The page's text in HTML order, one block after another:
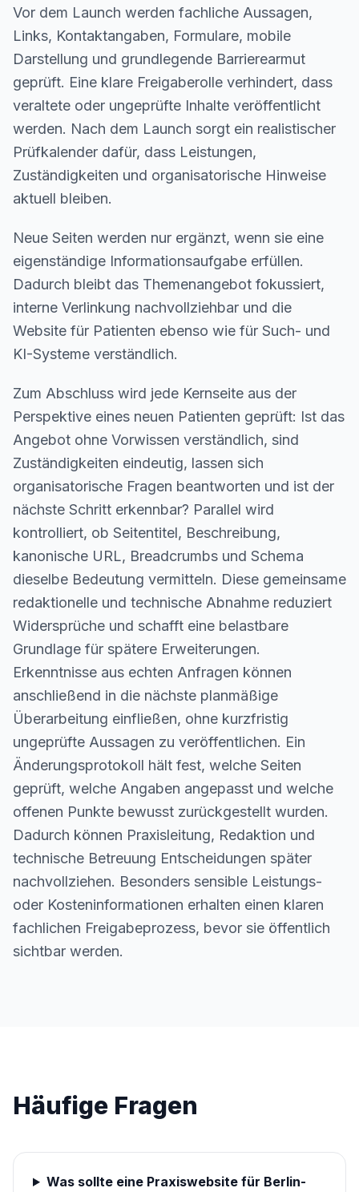
Vor dem Launch werden fachliche Aussagen,
Links, Kontaktangaben, Formulare, mobile
Darstellung und grundlegende Barrierearmut
geprüft. Eine klare Freigaberolle verhindert, dass
veraltete oder ungeprüfte Inhalte veröffentlicht
werden. Nach dem Launch sorgt ein realistischer
Prüfkalender dafür, dass Leistungen,
Zuständigkeiten und organisatorische Hinweise
aktuell bleiben.
Neue Seiten werden nur ergänzt, wenn sie eine
eigenständige Informationsaufgabe erfüllen.
Dadurch bleibt das Themenangebot fokussiert,
interne Verlinkung nachvollziehbar und die
Website für Patienten ebenso wie für Such- und
KI-Systeme verständlich.
Zum Abschluss wird jede Kernseite aus der
Perspektive eines neuen Patienten geprüft: Ist das
Angebot ohne Vorwissen verständlich, sind
Zuständigkeiten eindeutig, lassen sich
organisatorische Fragen beantworten und ist der
nächste Schritt erkennbar? Parallel wird
kontrolliert, ob Seitentitel, Beschreibung,
kanonische URL, Breadcrumbs und Schema
dieselbe Bedeutung vermitteln. Diese gemeinsame
redaktionelle und technische Abnahme reduziert
Widersprüche und schafft eine belastbare
Grundlage für spätere Erweiterungen.
Erkenntnisse aus echten Anfragen können
anschließend in die nächste planmäßige
Überarbeitung einfließen, ohne kurzfristig
ungeprüfte Aussagen zu veröffentlichen. Ein
Änderungsprotokoll hält fest, welche Seiten
geprüft, welche Angaben angepasst und welche
offenen Punkte bewusst zurückgestellt wurden.
Dadurch können Praxisleitung, Redaktion und
technische Betreuung Entscheidungen später
nachvollziehen. Besonders sensible Leistungs-
oder Kosteninformationen erhalten einen klaren
fachlichen Freigabeprozess, bevor sie öffentlich
sichtbar werden.
Häufige Fragen
Was sollte eine Praxiswebsite für Berlin-